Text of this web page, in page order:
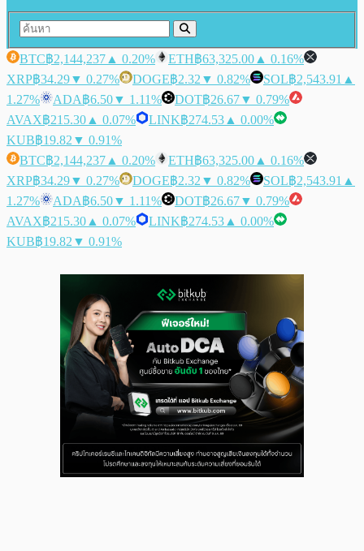
BTC฿2,144,237 ▲ 0.20% ETH฿63,325.00 ▲ 0.16%
XRP฿34.29▼ 0.27% DOGE฿2.32 ▼ 0.82% SOL฿2,543.91 ▲
1.27%
ADA฿6.50▼ 1.11% DOT฿26.67▼ 0.79%
AVAX฿215.30 ▲ 0.07% LINK฿274.53 ▲ 0.00%
KUB฿19.82 ▼ 0.91%
BTC฿2,144,237 ▲ 0.20% ETH฿63,325.00 ▲ 0.16%
XRP฿34.29▼ 0.27% DOGE฿2.32 ▼ 0.82% SOL฿2,543.91 ▲
1.27%
ADA฿6.50▼ 1.11% DOT฿26.67▼ 0.79%
AVAX฿215.30 ▲ 0.07% LINK฿274.53 ▲ 0.00%
KUB฿19.82 ▼ 0.91%